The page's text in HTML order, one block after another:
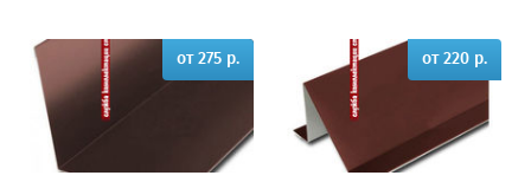
от 275 р. от 220 р.